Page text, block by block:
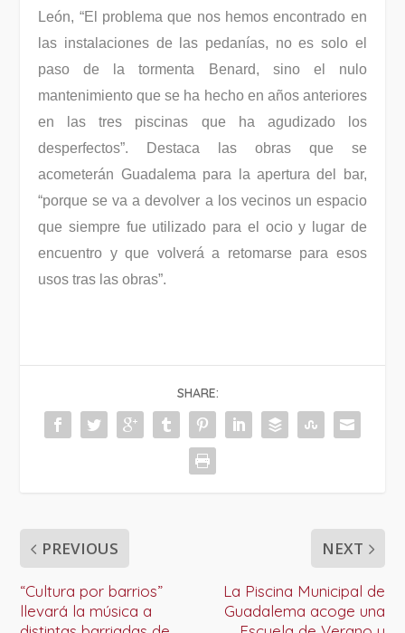
León, “El problema que nos hemos encontrado en
las instalaciones de las pedanías, no es solo el
paso de la tormenta Benard, sino el nulo
mantenimiento que se ha hecho en años anteriores
en las tres piscinas que ha agudizado los
desperfectos”. Destaca las obras que se
acometerán Guadalema para la apertura del bar,
“porque se va a devolver a los vecinos un espacio
que siempre fue utilizado para el ocio y lugar de
encuentro y que volverá a retomarse para esos
usos tras las obras”.
SHARE:
PREVIOUS
“Cultura por barrios”
llevará la música a
NEXT
La Piscina Municipal de
Guadalema acoge una